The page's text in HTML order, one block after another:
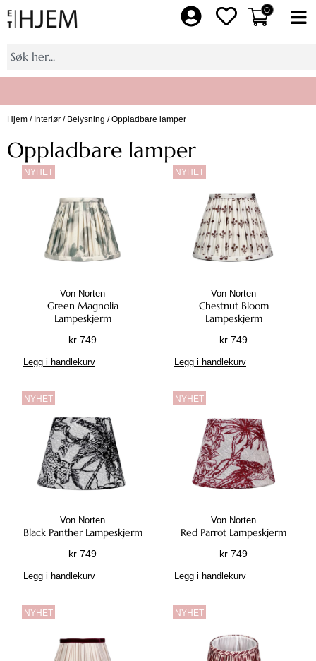
rett
innholdet
Søk
0
Hjem / Interiør / Belysning / Oppladbare lamper
Oppladbare lamper
NYHET
Von Norten
Green Magnolia
Lampeskjerm
kr 749
Legg i handlekurv
NYHET
Von Norten
Chestnut Bloom
Lampeskjerm
kr 749
Legg i handlekurv
NYHET
Von Norten
Black Panther Lampeskjerm
kr 749
Legg i handlekurv
NYHET
Von Norten
Red Parrot Lampeskjerm
kr 749
Legg i handlekurv
NYHET NYHET